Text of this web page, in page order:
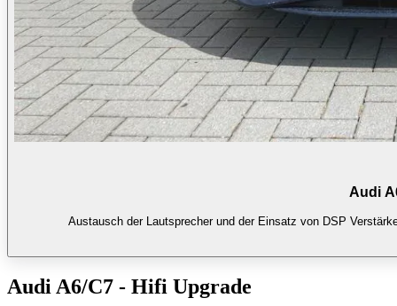
Audi
Austausch der Lautsprecher und der Einsatz von DSP
Audi A6/C7 - Hifi Upgrade